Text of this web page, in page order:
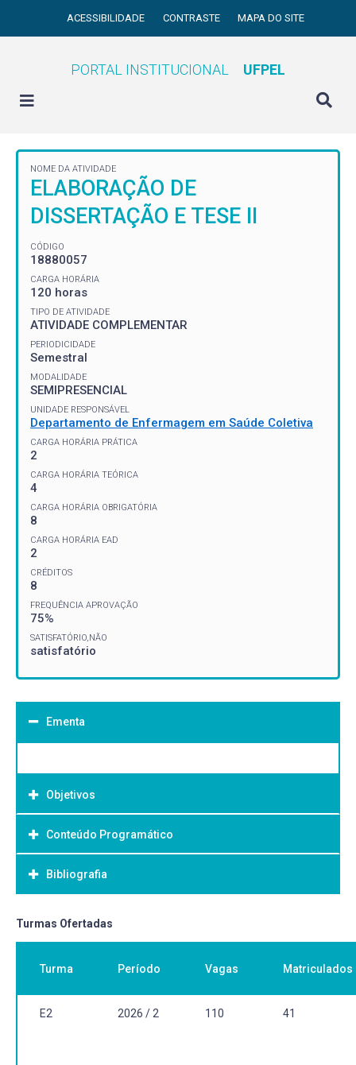
ACESSIBILIDADE CONTRASTE MAPA DO SITE
PORTAL INSTITUCIONAL UFPEL
NOME DA ATIVIDADE
ELABORAÇÃO DE
DISSERTAÇÃO E TESE II
CÓDIGO
18880057
CARGA HORÁRIA
120 horas
TIPO DE ATIVIDADE
ATIVIDADE COMPLEMENTAR
PERIODICIDADE
Semestral
MODALIDADE
SEMIPRESENCIAL
UNIDADE RESPONSÁVEL
Departamento de Enfermagem em Saúde Coletiva
CARGA HORÁRIA PRÁTICA
2
CARGA HORÁRIA TEÓRICA
4
CARGA HORÁRIA OBRIGATÓRIA
8
CARGA HORÁRIA EAD
2
CRÉDITOS
8
FREQUÊNCIA APROVAÇÃO
75%
SATISFATÓRIO,NÃO
satisfatório
Ementa
Objetivos
Objetivo Geral:
Conteúdo Programático
Bibliografia
Bibliografia Básica:
Turmas Ofertadas
Turma Período Vagas Matriculados
E2 2026 / 2 110 41